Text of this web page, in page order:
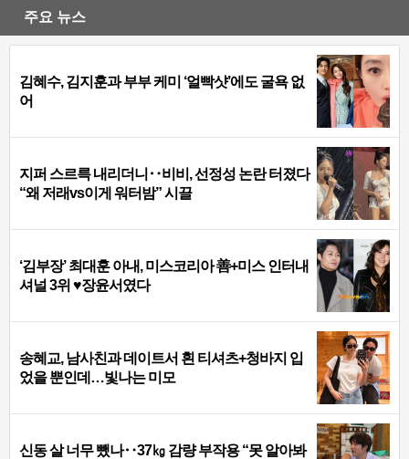
주요 뉴스
김혜수, 김지훈과 부부 케미 ‘얼빡샷’에도 굴욕 없
어
지퍼 스르륵 내리더니‥비비, 선정성 논란 터졌다
“왜 저래vs이게 워터밤” 시끌
‘김부장’ 최대훈 아내, 미스코리아 善+미스 인터내
셔널 3위 ♥장윤서였다
송혜교, 남사친과 데이트서 흰 티셔츠+청바지 입
었을 뿐인데…빛나는 미모
신동 살 너무 뺐나‥37㎏ 감량 부작용 “못 알아봐